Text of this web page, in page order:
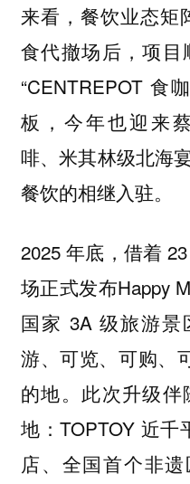
来看，餐饮业态矩
食代撤场后，项
“CENTREPOT 食
板，今年也迎来
啡、米其林级北海
餐饮的相继入驻。
2025 年底，借着
场正式发布Happy
国家 3A 级旅游
游、可览、可购、
的地。此次升级
地：TOPTOY 近
店、全国首个非